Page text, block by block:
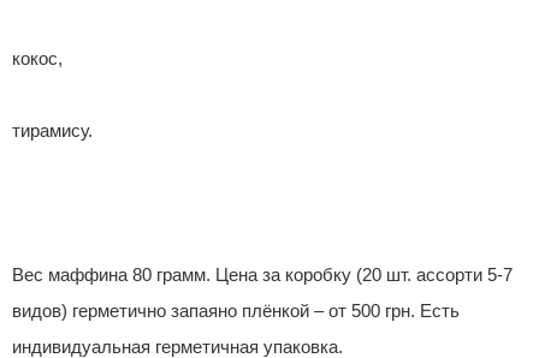
кокос,
тирамису.
Вес маффина 80 грамм. Цена за коробку (20 шт. ассорти 5-7
видов) герметично запаяно плёнкой – от 500 грн. Есть
индивидуальная герметичная упаковка.